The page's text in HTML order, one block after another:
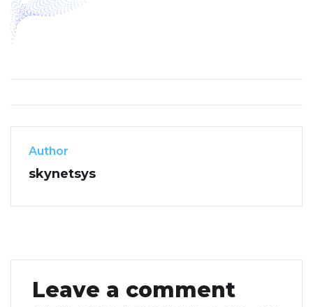
Author
skynetsys
Leave a comment